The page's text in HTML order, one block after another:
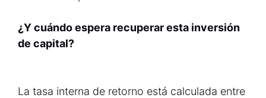
¿Y cuándo espera recuperar esta inversión
de capital?
La tasa interna de retorno está calculada entre